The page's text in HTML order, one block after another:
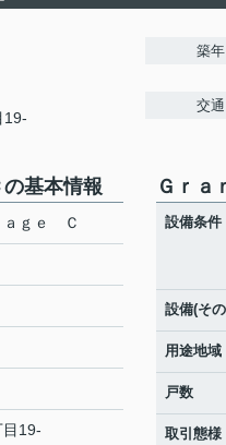
19-
築年
交通
基本情報
ａｇｅ Ｃ
目19-
Ｇｒ
設備条件
設備(そ
用途地域
戸数
取引態様